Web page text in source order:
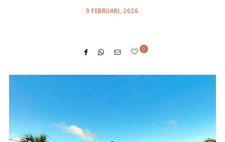
POSTED
9 FEBRUARI, 2026
0